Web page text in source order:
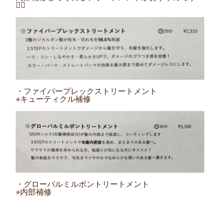
🙆‍♀️
・ファイバープレックストリートメント
⭐︎キューティクル補修
・グローバルミルボントリートメント
⭐︎内部補修